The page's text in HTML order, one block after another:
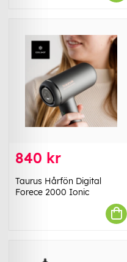
840 kr
Taurus Hårfön Digital
Forece 2000 Ionic